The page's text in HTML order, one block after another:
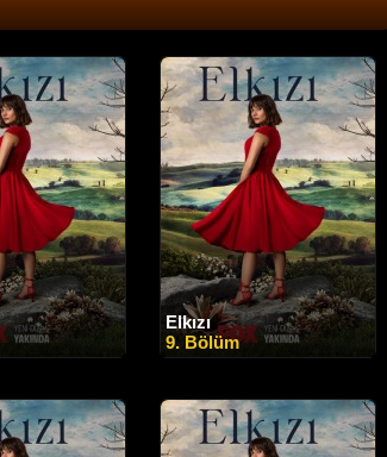
Elkızı
9. Bölüm